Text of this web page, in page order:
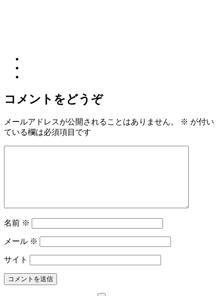
コメントをどうぞ
メールアドレスが公開されることはありません。 ※ が付い
ている欄は必須項目です
名前 ※
メール ※
サイト